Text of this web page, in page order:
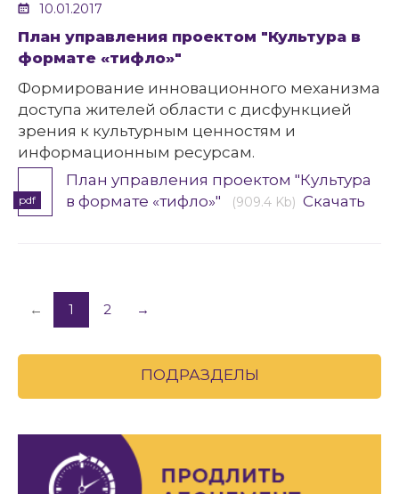
10.01.2017
План управления проектом "Культура в
формате «тифло»"
Формирование инновационного механизма
доступа жителей области с дисфункцией
зрения к культурным ценностям и
информационным ресурсам.
pdf
План управления проектом "Культура
в формате «тифло»"
(909.4 Kb) Скачать
← 1 2 →
ПОДРАЗДЕЛЫ